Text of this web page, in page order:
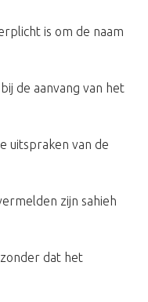
is om de naam
de aanvang van het
uitspraken van de
zijn sahieh
dat het